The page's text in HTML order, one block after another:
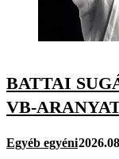
BATTAI
VB-
Egyéb egyéni